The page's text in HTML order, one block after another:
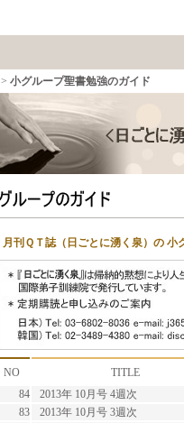
> 小グループ聖書勉強のガイド
月刊ＱＴ誌（日ごとに湧く泉）の
NO
TITLE
84
2013年 10月号 4週次
83
2013年 10月号 3週次